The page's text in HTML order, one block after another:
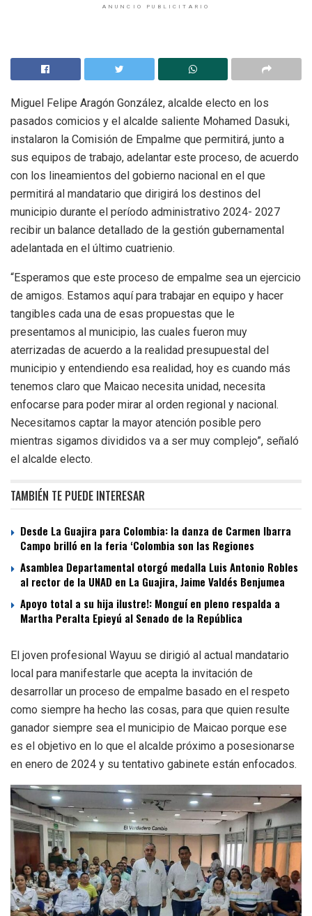
ANUNCIO PUBLICITARIO
Miguel Felipe Aragón González, alcalde electo en los
pasados comicios y el alcalde saliente Mohamed Dasuki,
instalaron la Comisión de Empalme que permitirá, junto a
sus equipos de trabajo, adelantar este proceso, de acuerdo
con los lineamientos del gobierno nacional en el que
permitirá al mandatario que dirigirá los destinos del
municipio durante el período administrativo 2024- 2027
recibir un balance detallado de la gestión gubernamental
adelantada en el último cuatrienio.
“Esperamos que este proceso de empalme sea un ejercicio
de amigos. Estamos aquí para trabajar en equipo y hacer
tangibles cada una de esas propuestas que le
presentamos al municipio, las cuales fueron muy
aterrizadas de acuerdo a la realidad presupuestal del
municipio y entendiendo esa realidad, hoy es cuando más
tenemos claro que Maicao necesita unidad, necesita
enfocarse para poder mirar al orden regional y nacional.
Necesitamos captar la mayor atención posible pero
mientras sigamos divididos va a ser muy complejo”, señaló
el alcalde electo.
TAMBIÉN TE PUEDE INTERESAR
Desde La Guajira para Colombia: la danza de Carmen Ibarra
Campo brilló en la feria ‘Colombia son las Regiones
Asamblea Departamental otorgó medalla Luis Antonio Robles
al rector de la UNAD en La Guajira, Jaime Valdés Benjumea
Apoyo total a su hija ilustre!: Monguí en pleno respalda a
Martha Peralta Epieyú al Senado de la República
El joven profesional Wayuu se dirigió al actual mandatario
local para manifestarle que acepta la invitación de
desarrollar un proceso de empalme basado en el respeto
como siempre ha hecho las cosas, para que quien resulte
ganador siempre sea el municipio de Maicao porque ese
es el objetivo en lo que el alcalde próximo a posesionarse
en enero de 2024 y su tentativo gabinete están enfocados.